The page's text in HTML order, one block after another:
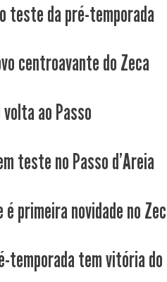
teste da pré-temporada
centroavante do Zeca
ao Passo
teste no Passo d'Areia
primeira novidade no
temporada tem vitória do